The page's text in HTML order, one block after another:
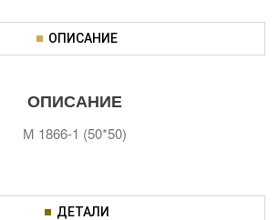
ОПИСАНИЕ
ОПИСАНИЕ
М 1866-1 (50*50)
ДЕТАЛИ